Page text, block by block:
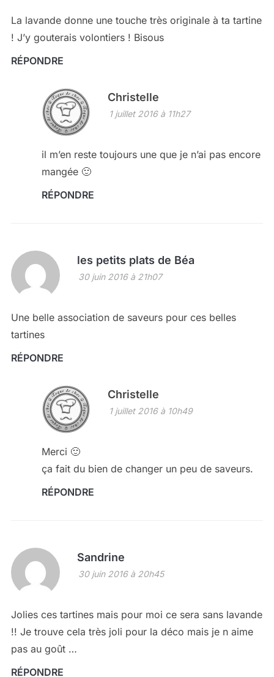
La lavande donne une touche très originale à ta tartine
! J’y gouterais volontiers ! Bisous
RÉPONDRE
Christelle
1 juillet 2016 à 11h27
il m’en reste toujours une que je n’ai pas encore
mangée 🙂
RÉPONDRE
les petits plats de Béa
30 juin 2016 à 21h07
Une belle association de saveurs pour ces belles
tartines
RÉPONDRE
Christelle
1 juillet 2016 à 10h49
Merci 🙂
ça fait du bien de changer un peu de saveurs.
RÉPONDRE
Sandrine
30 juin 2016 à 20h45
Jolies ces tartines mais pour moi ce sera sans lavande
!! Je trouve cela très joli pour la déco mais je n aime
pas au goût …
RÉPONDRE